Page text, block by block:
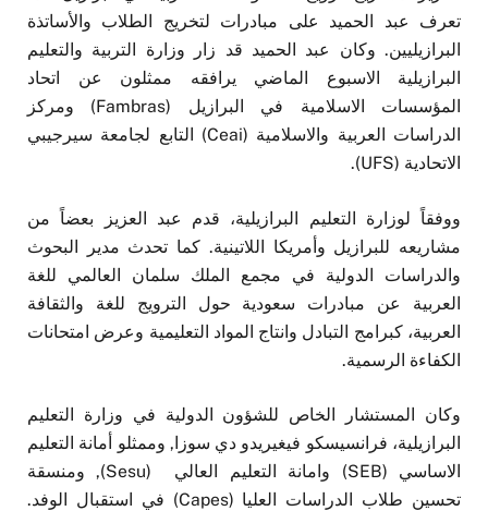
تعرف عبد الحميد على مبادرات لتخريج الطلاب والأساتذة
البرازيليين. وكان عبد الحميد قد زار وزارة التربية والتعليم
البرازيلية الاسبوع الماضي يرافقه ممثلون عن اتحاد
المؤسسات الاسلامية في البرازيل (Fambras) ومركز
الدراسات العربية والاسلامية (Ceai) التابع لجامعة سيرجيبي
الاتحادية (UFS).
ووفقاً لوزارة التعليم البرازيلية، قدم عبد العزيز بعضاً من
مشاريعه للبرازيل وأمريكا اللاتينية. كما تحدث مدير البحوث
والدراسات الدولية في مجمع الملك سلمان العالمي للغة
العربية عن مبادرات سعودية حول الترويج للغة والثقافة
العربية، كبرامج التبادل وانتاج المواد التعليمية وعرض امتحانات
الكفاءة الرسمية.
وكان المستشار الخاص للشؤون الدولية في وزارة التعليم
البرازيلية، فرانسيسكو فيغيريدو دي سوزا, وممثلو أمانة التعليم
الاساسي (SEB) وامانة التعليم العالي (Sesu), ومنسقة
تحسين طلاب الدراسات العليا (Capes) في استقبال الوفد.